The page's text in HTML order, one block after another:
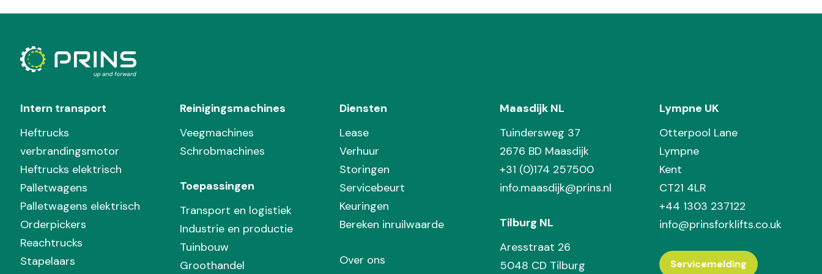
Intern transport
Heftrucks
verbrandingsmotor
Heftrucks elektrisch
Palletwagens
Palletwagens elektrisch
Orderpickers
Reachtrucks
Stapelaars
Reinigingsmachines
Veegmachines
Schrobmachines
Toepassingen
Transport en logistiek
Industrie en productie
Tuinbouw
Groothandel
Diensten
Lease
Verhuur
Storingen
Servicebeurt
Keuringen
Bereken inruilwaarde
Over ons
Maasdijk NL
Tuindersweg 37
2676 BD Maasdijk
+31 (0)174 257500
info.maasdijk@prins.nl
Tilburg NL
Aresstraat 26
5048 CD Tilburg
Lympne UK
Otterpool Lane
Lympne
Kent
CT21 4LR
+44 1303 237122
info@prinsforklifts.co.uk
Servicemelding